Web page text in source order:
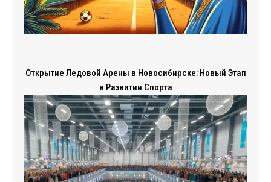
Открытие Ледовой Арены в Новосибирске: Новый Этап
в Развитии Спорта